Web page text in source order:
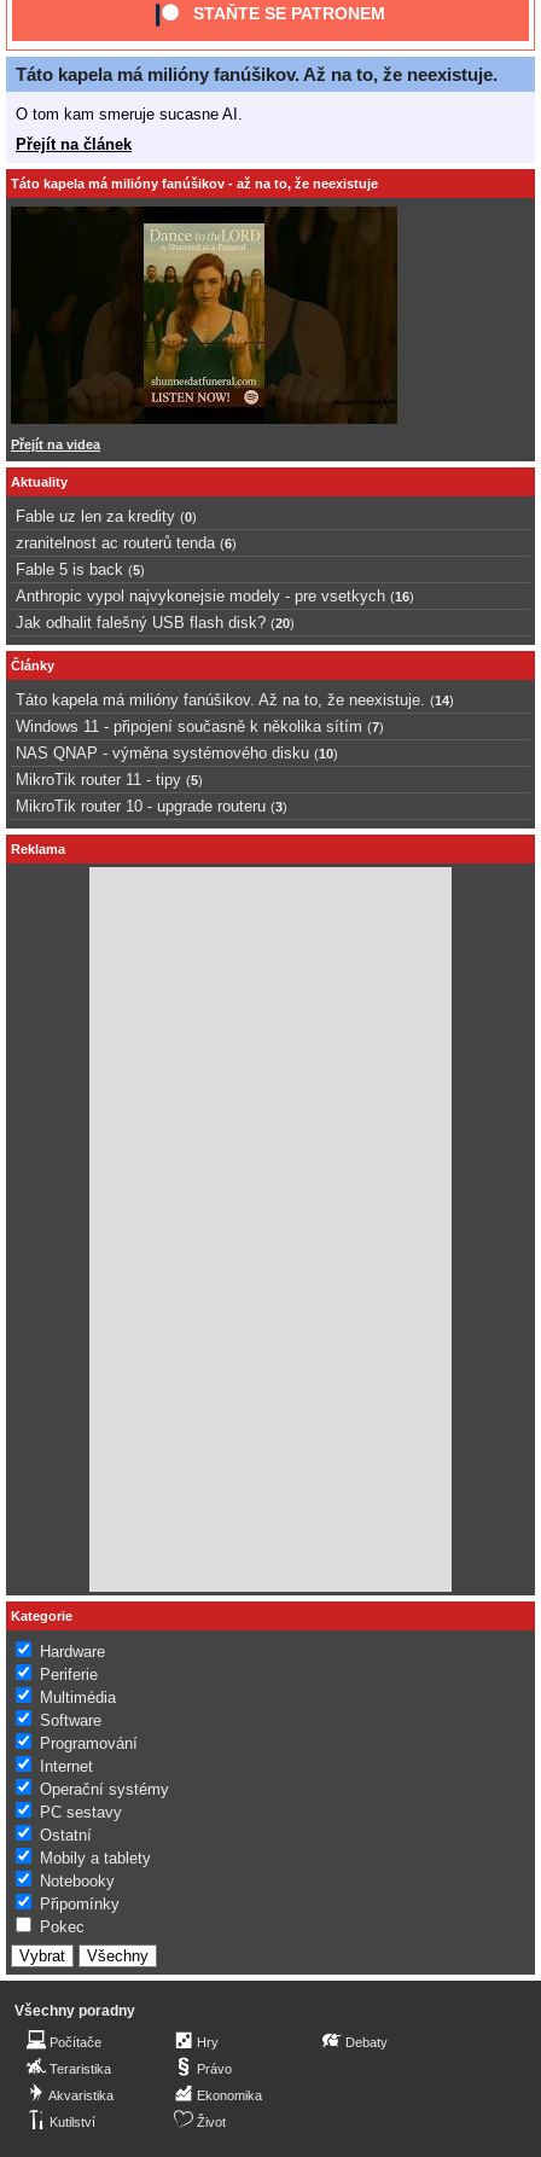
STAŇTE SE PATRONEM
Táto kapela má milióny fanúšikov. Až na to, že neexistuje.
O tom kam smeruje sucasne AI.
Přejít na článek
Táto kapela má milióny fanúšikov - až na to, že neexistuje
Přejít na videa
Aktuality
Fable uz len za kredity (0)
zranitelnost ac routerů tenda (6)
Fable 5 is back (5)
Anthropic vypol najvykonejsie modely - pre vsetkych (16)
Jak odhalit falešný USB flash disk? (20)
Články
Táto kapela má milióny fanúšikov. Až na to, že neexistuje. (14)
Windows 11 - připojení současně k několika sítím (7)
NAS QNAP - výměna systémového disku (10)
MikroTik router 11 - tipy (5)
MikroTik router 10 - upgrade routeru (3)
Reklama
Kategorie
Hardware
Periferie
Multimédia
Software
Programování
Internet
Operační systémy
PC sestavy
Ostatní
Mobily a tablety
Notebooky
Připomínky
Pokec
Všechny poradny
Počítače
Teraristika
Akvaristika
Kutilství
Hry
Právo
Ekonomika
Život
Debaty